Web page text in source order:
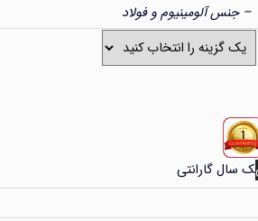
– جنس آلومینیوم و فولاد
– پوشش رنگ پلی اورتان
– تعداد دستک ها یکطرفه دو طرفه سه طرفه چهار
یک سال گارانتی